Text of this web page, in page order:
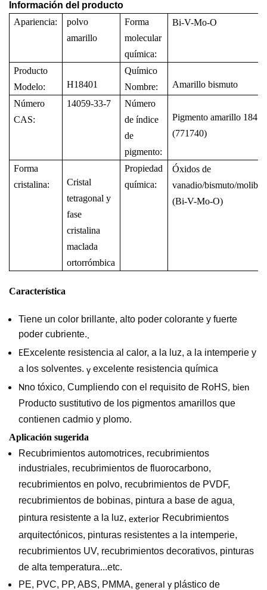
Información del producto
Apariencia:
polvo
amarillo
Forma
molecular
química:
Bi-V-Mo-O
Producto
Modelo:
H18401
Químico
Nombre:
Amarillo bismuto
Número
CAS:
14059-33-7
Número
de índice
de
pigmento:
Pigmento amarillo 184
(771740)
Forma
cristalina:
Cristal
tetragonal y
fase
cristalina
maclada
ortorrómbica
Propiedad
química:
Óxidos de
vanadio/bismuto/
(Bi-V-Mo-O)
Característica
Tiene un color brillante, alto poder colorante y fuerte
poder cubriente..
EExcelente resistencia al calor, a la luz, a la intemperie y
a los solventes. y excelente resistencia química
Nno tóxico, Cumpliendo con el requisito de RoHS, bien
Producto sustitutivo de los pigmentos amarillos que
contienen cadmio y plomo.
Aplicación sugerida
Recubrimientos automotrices, recubrimientos
industriales, recubrimientos de fluorocarbono,
recubrimientos en polvo, recubrimientos de PVDF,
recubrimientos de bobinas, pintura a base de agua,
pintura resistente a la luz, exterior Recubrimientos
arquitectónicos, pinturas resistentes a la intemperie,
recubrimientos UV, recubrimientos decorativos, pinturas
de alta temperatura...etc.
PE, PVC, PP, ABS, PMMA, general y plástico de